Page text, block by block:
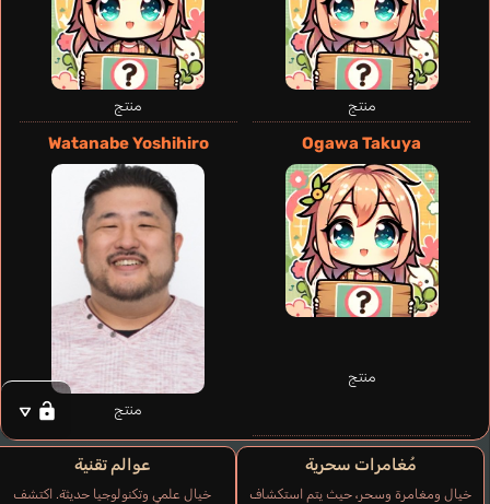
منتج منتج
Ogawa Takuya
منتج
Watanabe Yoshihiro
منتج
Barlow Dr. Nora
Sonozaki Mie
مُغامرات سحرية
خيال ومغامرة وسحر، حيث يتم استكشاف
عوالم تقنية
خيال علمي وتكنولوجيا حديثة. اكتشف